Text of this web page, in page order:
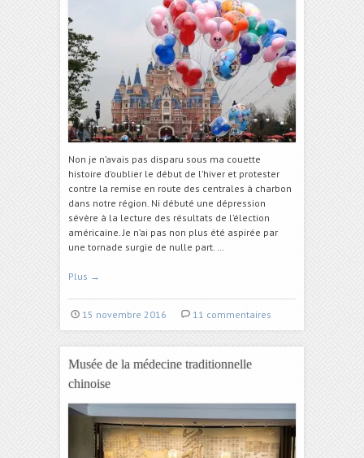
Non je n’avais pas disparu sous ma couette
histoire d’oublier le début de l’hiver et protester
contre la remise en route des centrales à charbon
dans notre région. Ni débuté une dépression
sévère à la lecture des résultats de l’élection
américaine. Je n’ai pas non plus été aspirée par
une tornade surgie de nulle part. …
Plus →
15 novembre 2016 11 commentaires
Musée de la médecine traditionnelle
chinoise